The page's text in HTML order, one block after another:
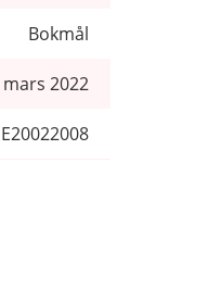
Bokmål
mars 2022
E20022008